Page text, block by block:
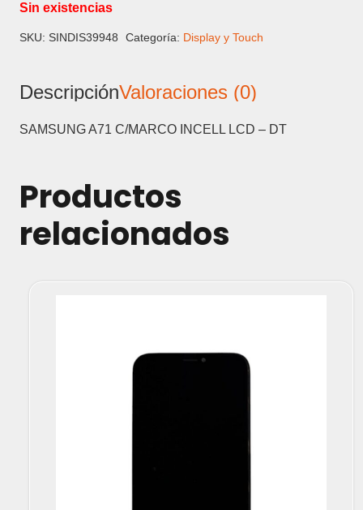
Sin existencias
SKU: SINDIS39948 Categoría: Display y Touch
DescripciónValoraciones (0)
SAMSUNG A71 C/MARCO INCELL LCD – DT
Productos
relacionados